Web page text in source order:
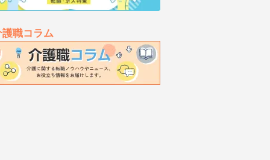
護職コラム